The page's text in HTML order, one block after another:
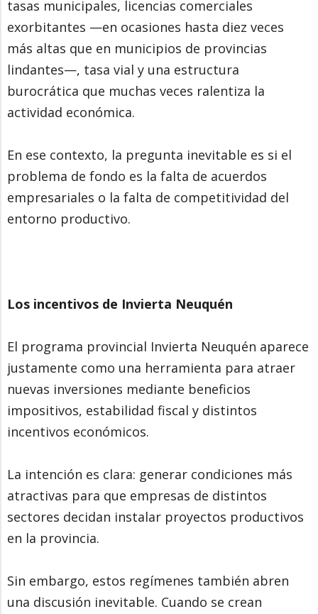
tasas municipales, licencias comerciales
exorbitantes —en ocasiones hasta diez veces
más altas que en municipios de provincias
lindantes—, tasa vial y una estructura
burocrática que muchas veces ralentiza la
actividad económica.
En ese contexto, la pregunta inevitable es si el
problema de fondo es la falta de acuerdos
empresariales o la falta de competitividad del
entorno productivo.
Los incentivos de Invierta Neuquén
El programa provincial Invierta Neuquén aparece
justamente como una herramienta para atraer
nuevas inversiones mediante beneficios
impositivos, estabilidad fiscal y distintos
incentivos económicos.
La intención es clara: generar condiciones más
atractivas para que empresas de distintos
sectores decidan instalar proyectos productivos
en la provincia.
Sin embargo, estos regímenes también abren
una discusión inevitable. Cuando se crean